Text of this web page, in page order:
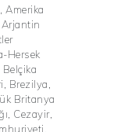
Amerika
Hersek
Brezilya,
Britanya
Cezayir,